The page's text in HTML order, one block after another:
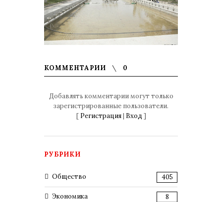
КОММЕНТАРИИ 0
Добавлять комментарии могут только
зарегистрированные пользователи.
[ Регистрация| Вход ]
РУБРИКИ
Общество 405
Экономика 8